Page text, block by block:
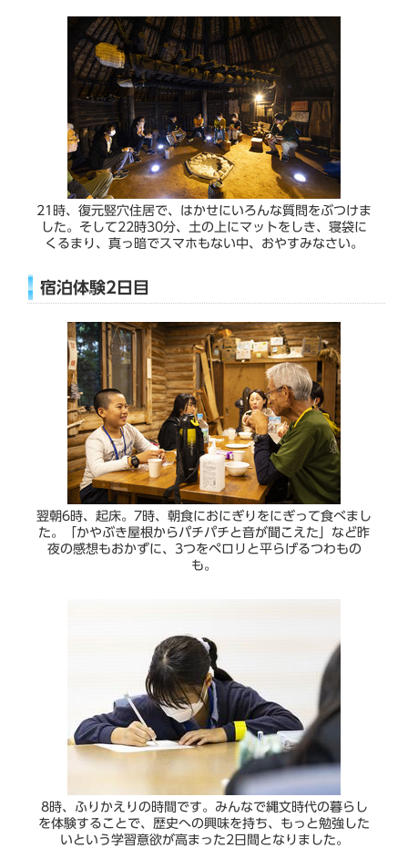
21時、復元竪穴住居で、はかせにいろんな質問をぶつけま
した。そして22時30分、土の上にマットをしき、寝袋に
くるまり、真っ暗でスマホもない中、おやすみなさい。
宿泊体験2日目
翌朝6時、起床。7時、朝食におにぎりをにぎって食べまし
た。「かやぶき屋根からパチパチと音が聞こえた」など昨
夜の感想もおかずに、3つをペロリと平らげるつわもの
も。
8時、ふりかえりの時間です。みんなで縄文時代の暮らし
を体験することで、歴史への興味を持ち、もっと勉強した
いという学習意欲が高まった2日間となりました。